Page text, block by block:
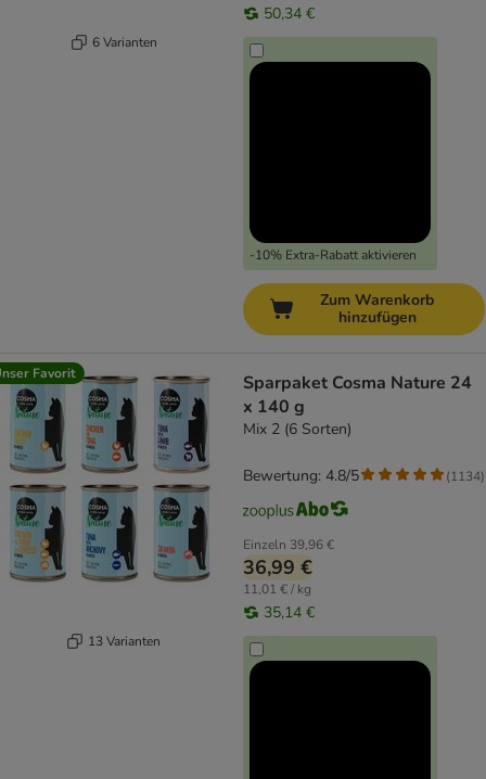
6 Varianten
50,34 €
-10% Extra-Rabatt aktivieren
Zum Warenkorb
hinzufügen
Favorit
13 Varianten
Sparpaket Cosma Nature 24
x 140 g
Mix 2 (6 Sorten)
Einzeln 39,96 €
36,99 €
11,01 € / kg
35,14 €
Bewertung: 4.8/5 (1134)